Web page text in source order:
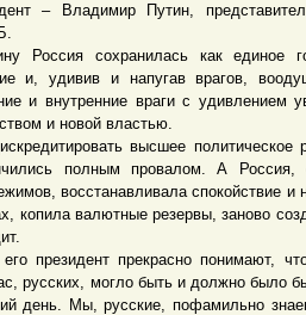
– Владимир Путин,
сохранилась как единое
и, удивив и напугав врагов,
и внутренние враги с удивлением
и новой властью.
высшее политическое
полным провалом. А Россия,
восстанавливала спокойствие и
копила валютные резервы, заново
президент прекрасно понимают,
русских, могло быть и должно было
день. Мы, русские, пофамильно